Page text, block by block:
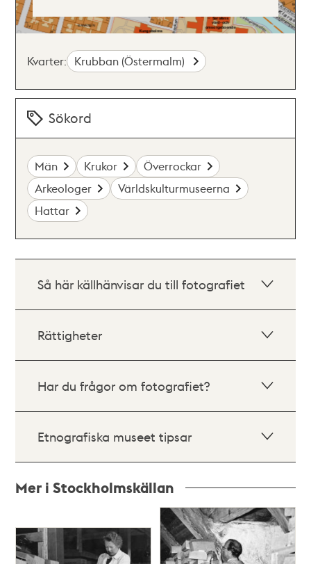
Kvarter: Krubban (Östermalm)
Sökord
Män Krukor
Överrockar
Arkeologer
Världskulturmuseerna
Hattar
Så här källhänvisar du till fotografiet
Rättigheter
Har du frågor om fotografiet?
Etnografiska museet tipsar
Mer i Stockholmskällan
poster
och